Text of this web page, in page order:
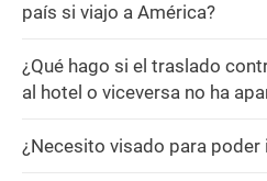
país si viajo a América?
¿Qué hago si el traslado
al hotel o viceversa no ha
¿Necesito visado para poder